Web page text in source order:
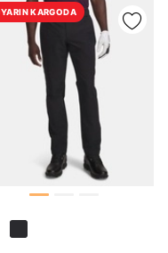
YARIN KARGODA